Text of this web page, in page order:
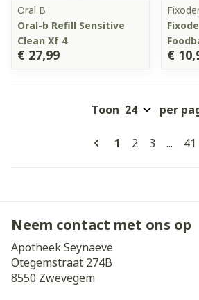
Oral B
Oral-b Refill Sensitive
Clean Xf 4
€ 27,99 €
Pagina's
U lees
1 Pagina
2 Pagina
3 ... 41
Toon per
Neem contact met ons op
Apotheek Seynaeve
Otegemstraat 274B
8550 Zwevegem